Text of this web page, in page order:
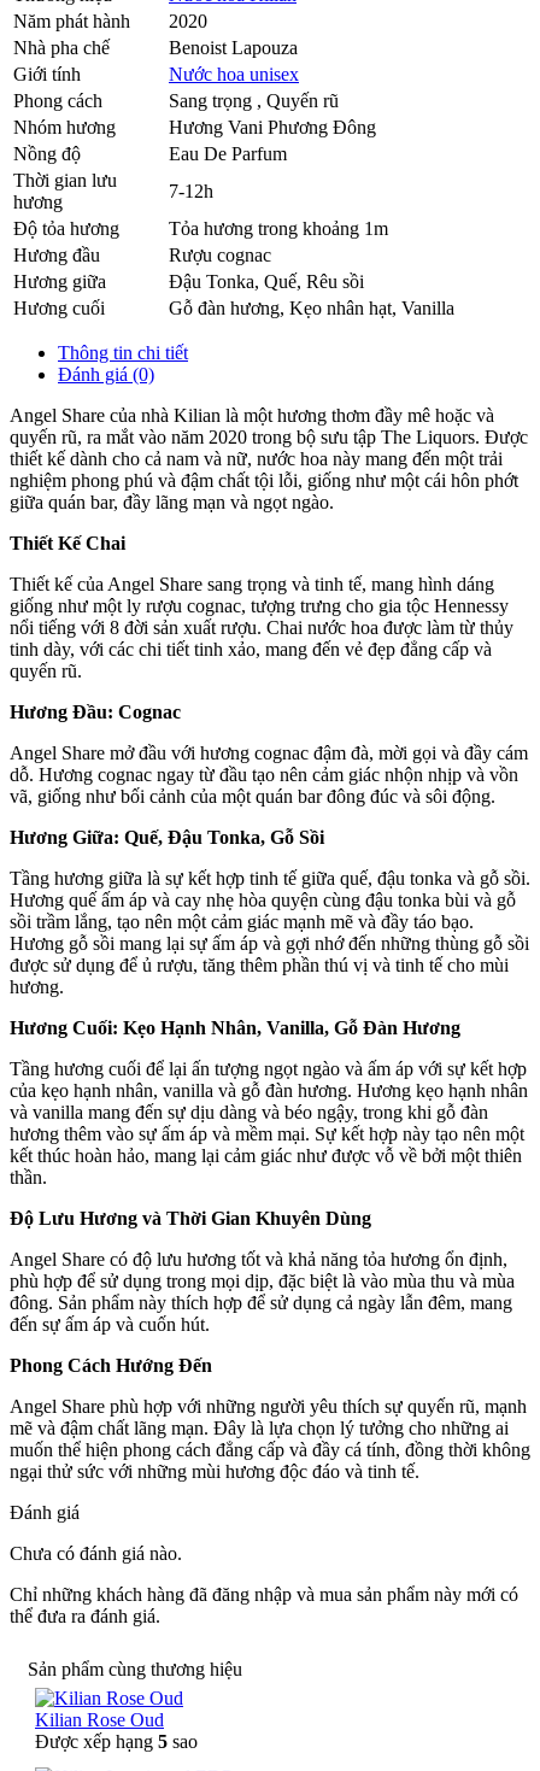
Năm phát hành
2020
Nhà pha chế
Benoist Lapouza
Giới tính
Nước hoa unisex
Phong cách
Sang trọng , Quyến rũ
Nhóm hương
Hương Vani Phương Đông
Nồng độ
Eau De Parfum
Thời gian lưu
hương
7-12h
Độ tỏa hương
Tỏa hương trong khoảng 1m
Hương đầu
Rượu cognac
Hương giữa
Đậu Tonka, Quế, Rêu sồi
Hương cuối
Gỗ đàn hương, Kẹo nhân hạt, Vanilla
Thông tin chi tiết
Đánh giá (0)
Angel Share của nhà Kilian là một hương thơm đầy mê hoặc và
quyến rũ, ra mắt vào năm 2020 trong bộ sưu tập The Liquors. Được
thiết kế dành cho cả nam và nữ, nước hoa này mang đến một trải
nghiệm phong phú và đậm chất tội lỗi, giống như một cái hôn phớt
giữa quán bar, đầy lãng mạn và ngọt ngào.
Thiết Kế Chai
Thiết kế của Angel Share sang trọng và tinh tế, mang hình dáng
giống như một ly rượu cognac, tượng trưng cho gia tộc Hennessy
nổi tiếng với 8 đời sản xuất rượu. Chai nước hoa được làm từ thủy
tinh dày, với các chi tiết tinh xảo, mang đến vẻ đẹp đẳng cấp và
quyến rũ.
Hương Đầu: Cognac
Angel Share mở đầu với hương cognac đậm đà, mời gọi và đầy cám
dỗ. Hương cognac ngay từ đầu tạo nên cảm giác nhộn nhịp và vồn
vã, giống như bối cảnh của một quán bar đông đúc và sôi động.
Hương Giữa: Quế, Đậu Tonka, Gỗ Sồi
Tầng hương giữa là sự kết hợp tinh tế giữa quế, đậu tonka và gỗ sồi.
Hương quế ấm áp và cay nhẹ hòa quyện cùng đậu tonka bùi và gỗ
sồi trầm lắng, tạo nên một cảm giác mạnh mẽ và đầy táo bạo.
Hương gỗ sồi mang lại sự ấm áp và gợi nhớ đến những thùng gỗ sồi
được sử dụng để ủ rượu, tăng thêm phần thú vị và tinh tế cho mùi
hương.
Hương Cuối: Kẹo Hạnh Nhân, Vanilla, Gỗ Đàn Hương
Tầng hương cuối để lại ấn tượng ngọt ngào và ấm áp với sự kết hợp
của kẹo hạnh nhân, vanilla và gỗ đàn hương. Hương kẹo hạnh nhân
và vanilla mang đến sự dịu dàng và béo ngậy, trong khi gỗ đàn
hương thêm vào sự ấm áp và mềm mại. Sự kết hợp này tạo nên một
kết thúc hoàn hảo, mang lại cảm giác như được vỗ về bởi một thiên
thần.
Độ Lưu Hương và Thời Gian Khuyên Dùng
Angel Share có độ lưu hương tốt và khả năng tỏa hương ổn định,
phù hợp để sử dụng trong mọi dịp, đặc biệt là vào mùa thu và mùa
đông. Sản phẩm này thích hợp để sử dụng cả ngày lẫn đêm, mang
đến sự ấm áp và cuốn hút.
Phong Cách Hướng Đến
Angel Share phù hợp với những người yêu thích sự quyến rũ, mạnh
mẽ và đậm chất lãng mạn. Đây là lựa chọn lý tưởng cho những ai
muốn thể hiện phong cách đẳng cấp và đầy cá tính, đồng thời không
ngại thử sức với những mùi hương độc đáo và tinh tế.
Đánh giá
Chưa có đánh giá nào.
Chỉ những khách hàng đã đăng nhập và mua sản phẩm này mới có
thể đưa ra đánh giá.
Sản phẩm cùng thương hiệu
Kilian Rose Oud
Được xếp hạng 5 sao